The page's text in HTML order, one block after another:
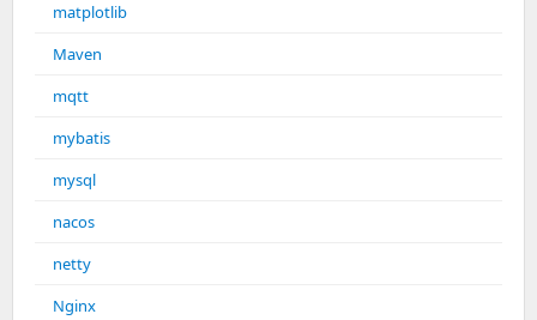
matplotlib
Maven
mqtt
mybatis
mysql
nacos
netty
Nginx